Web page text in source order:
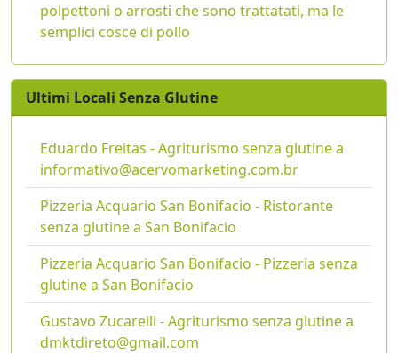
polpettoni o arrosti che sono trattatati, ma le
semplici cosce di pollo
Ultimi Locali Senza Glutine
Eduardo Freitas - Agriturismo senza glutine a
informativo@acervomarketing.com.br
Pizzeria Acquario San Bonifacio - Ristorante
senza glutine a San Bonifacio
Pizzeria Acquario San Bonifacio - Pizzeria senza
glutine a San Bonifacio
Gustavo Zucarelli - Agriturismo senza glutine a
dmktdireto@gmail.com